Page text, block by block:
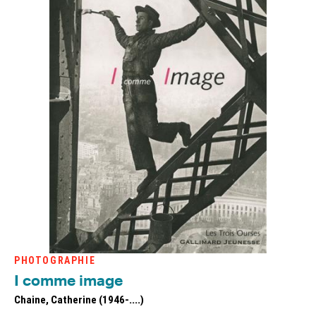
PHOTOGRAPHIE
I comme image
Chaine, Catherine (1946-....)